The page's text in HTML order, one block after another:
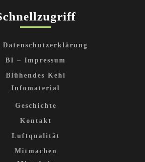
Datenschutzerklärung
BI – Impressum
Blühendes Kehl
Infomaterial
Geschichte
Kontakt
Luftqualität
Mitmachen